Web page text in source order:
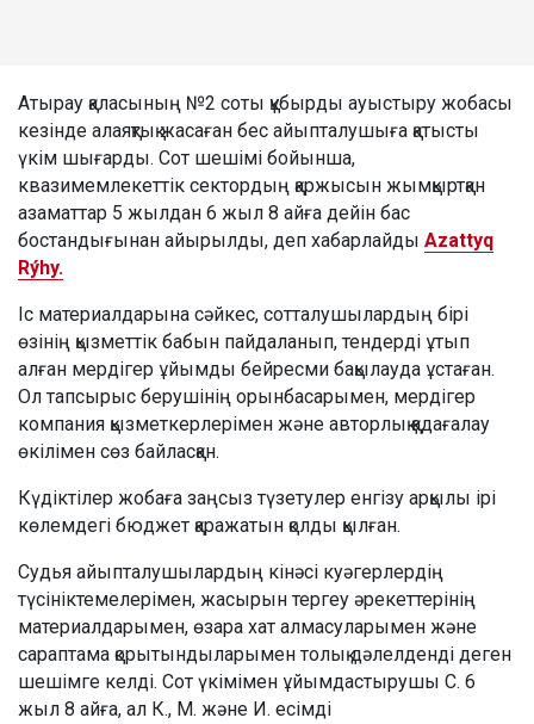
Атырау қаласының №2 соты құбырды ауыстыру жобасы
кезінде алаяқтық жасаған бес айыпталушыға қатысты
үкім шығарды. Сот шешімі бойынша,
квазимемлекеттік сектордың қаржысын жымқыртқан
азаматтар 5 жылдан 6 жыл 8 айға дейін бас
бостандығынан айырылды, деп хабарлайды Azattyq
Rýhy.
Іс материалдарына сәйкес, сотталушылардың бірі
өзінің қызметтік бабын пайдаланып, тендерді ұтып
алған мердігер ұйымды бейресми бақылауда ұстаған.
Ол тапсырыс берушінің орынбасарымен, мердігер
компания қызметкерлерімен және авторлық қадағалау
өкілімен сөз байласқан.
Күдіктілер жобаға заңсыз түзетулер енгізу арқылы ірі
көлемдегі бюджет қаражатын қолды қылған.
Судья айыпталушылардың кінәсі куәгерлердің
түсініктемелерімен, жасырын тергеу әрекеттерінің
материалдарымен, өзара хат алмасуларымен және
сараптама қорытындыларымен толық дәлелденді деген
шешімге келді. Сот үкімімен ұйымдастырушы С. 6
жыл 8 айға, ал К., М. және И. есімді